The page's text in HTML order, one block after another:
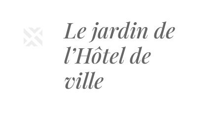
Le jardin de
l’Hôtel de
ville